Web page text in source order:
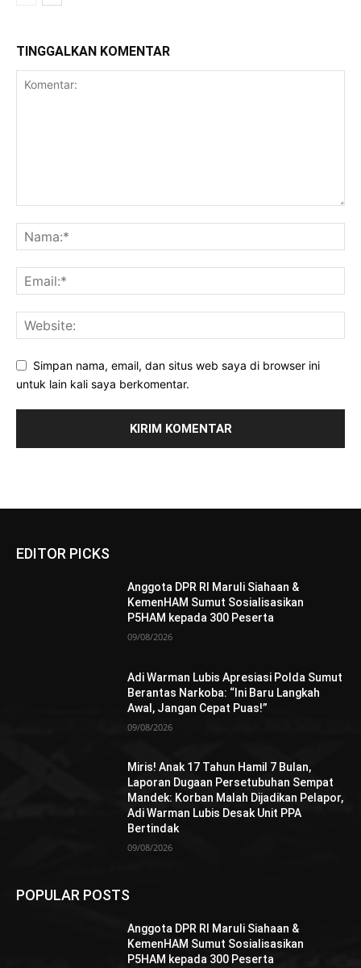
TINGGALKAN KOMENTAR
Simpan nama, email, dan situs web saya di browser ini
untuk lain kali saya berkomentar.
EDITOR PICKS
Anggota DPR RI Maruli Siahaan &
KemenHAM Sumut Sosialisasikan
P5HAM kepada 300 Peserta
09/08/2026
Adi Warman Lubis Apresiasi Polda Sumut
Berantas Narkoba: “Ini Baru Langkah
Awal, Jangan Cepat Puas!”
09/08/2026
Miris! Anak 17 Tahun Hamil 7 Bulan,
Laporan Dugaan Persetubuhan Sempat
Mandek: Korban Malah Dijadikan Pelapor,
Adi Warman Lubis Desak Unit PPA
Bertindak
09/08/2026
POPULAR POSTS
Anggota DPR RI Maruli Siahaan &
KemenHAM Sumut Sosialisasikan
P5HAM kepada 300 Peserta